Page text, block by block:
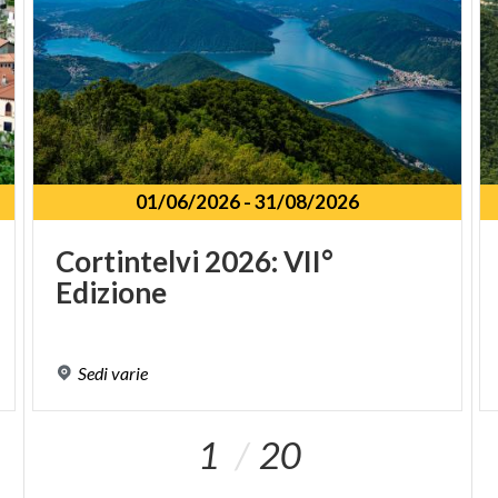
01/06/2026-31/08/2026
Cortintelvi 2026:VII°
Edizione
Sedivarie
1 20